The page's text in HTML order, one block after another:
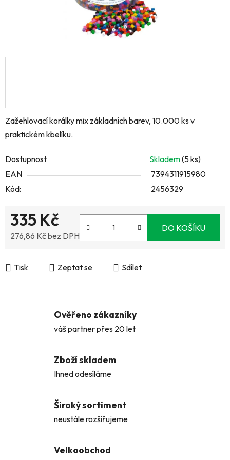
Zažehlovací korálky mix základních barev, 10.000 ks v
praktickém kbelíku.
Dostupnost Skladem(5 ks)
EAN
7394311915980
Kód:
2456329
335 Kč
276,86 Kč bez DPH
DO KOŠÍKU
Tisk Zeptat se Sdílet
Ověřeno zákazníky
váš partner přes 20 let
Zboží skladem
Ihned odesíláme
Široký sortiment
neustále rozšiřujeme
Velkoobchod